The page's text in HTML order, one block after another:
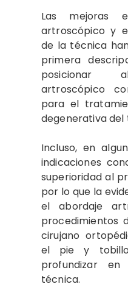
Las mejoras
artroscópico y
de la técnica
primera
posicionar
artroscópico
para el
degenerativa del
Incluso, en
indicaciones
superioridad al
por lo que la
el abordaje
procedimientos
cirujano
el pie y
profundizar
técnica.